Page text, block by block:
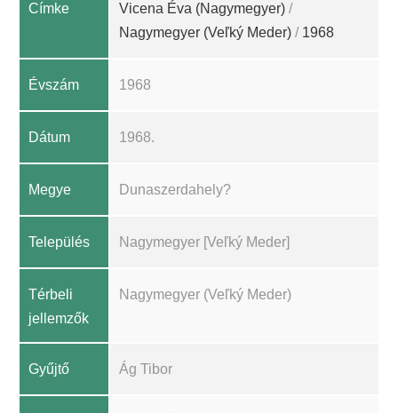
Címke Vicena Éva (Nagymegyer) /
Nagymegyer (Veľký Meder) / 1968
Évszám 1968
Dátum 1968.
Megye Dunaszerdahely?
Település Nagymegyer [Veľký Meder]
Térbeli
jellemzők
Nagymegyer (Veľký Meder)
Gyűjtő Ág Tibor